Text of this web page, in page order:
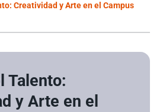
Creatividad y Arte en el Campus
Talento:
y Arte en el